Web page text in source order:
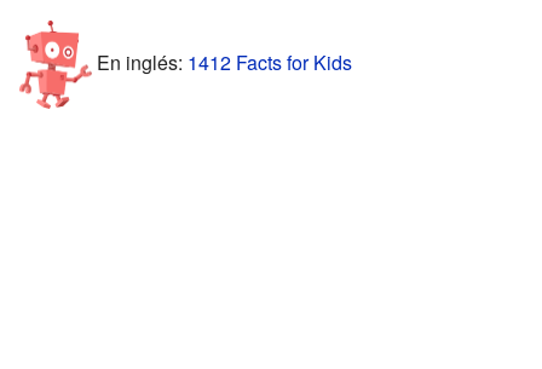
En inglés: 1412 Facts for Kids